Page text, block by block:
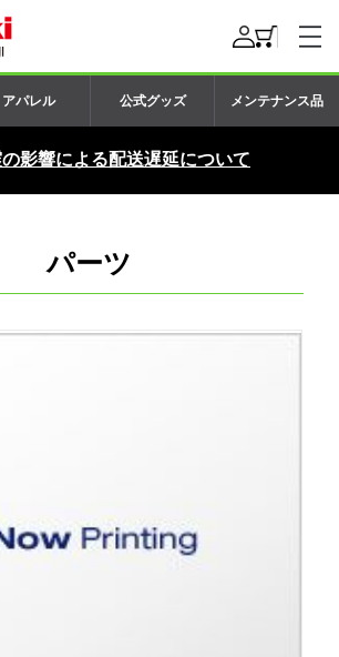
アパレル 公式グッズ メンテナンス品
影響による配送遅延について
パーツ